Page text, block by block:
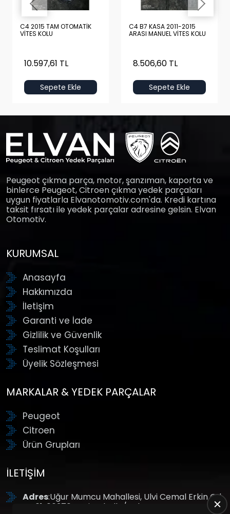
C4 2015 TAM OTOMATİK
VİTES KOLU
10.597,61 TL
Sepete Ekle
C4 B7 KASA 2011-2015
ARASI MANUEL VİTES KOLU
8.506,60 TL
Sepete Ekle
Peugeot çıkma parça, motor, şanzıman, kaporta ve
binlerce Peugeot, Citroen çıkma yedek parçaları
uygun fiyatlarla Elvanotomotiv.com'da. Kredi kartına
taksit fırsatı ile yedek parçalar adresine gelsin. Elvan
Otomotiv.
KURUMSAL
Anasayfa
Hakkımızda
İletişim
Garanti ve İade
Gizlilik ve Güvenlik
Teslimat Koşulları
Üyelik Sözleşmesi
MARKALAR & YEDEK PARÇALAR
Peugeot
Citroen
Ürün Grupları
İLETIŞIM
Adres:Uğur Mumcu Mahallesi, Ulvi Cemal Erkin Cd.
No:61, 06370 Yenimahalle/Ankara